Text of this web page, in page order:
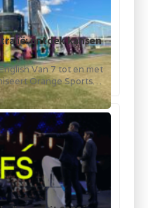
ontdek kansen
Van 7 tot en met
Orange Sports